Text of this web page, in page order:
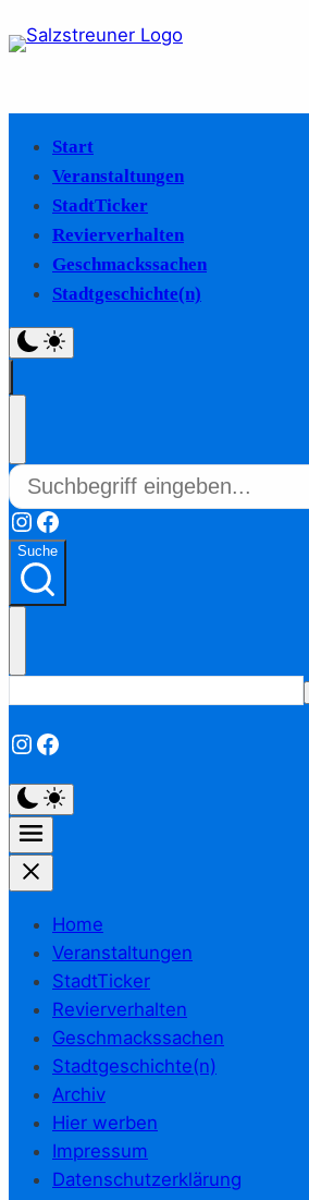
Start
Veranstaltungen
StadtTicker
Revierverhalten
Geschmackssachen
Stadtgeschichte(n)
Instagram
Facebook
Suche
Instagram
Facebook
Home
Veranstaltungen
StadtTicker
Revierverhalten
Geschmackssachen
Stadtgeschichte(n)
Archiv
Hier werben
Impressum
Datenschutzerklärung